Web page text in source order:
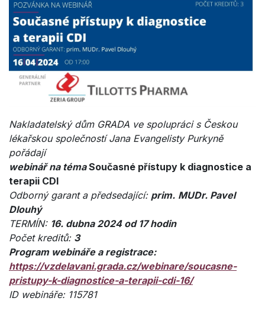
Nakladatelský dům GRADA ve spolupráci s Českou
lékařskou společností Jana Evangelisty Purkyně
pořádají
webinář na témaSoučasné přístupy k diagnostice a
terapii CDI
Odborný garant a předsedající: prim. MUDr. Pavel
Dlouhý
TERMÍN: 16. dubna 2024 od 17 hodin
Počet kreditů: 3
Program webináře a registrace:
https://vzdelavani.grada.cz/webinare/soucasne-
pristupy-k-diagnostice-a-terapii-cdi-16/
ID webináře: 115781